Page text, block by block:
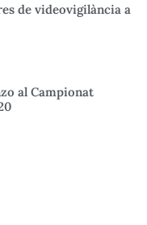
de videovigilància a
al Campionat